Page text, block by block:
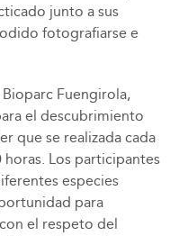
junto a sus
fotografiarse e
Fuengirola,
el descubrimiento
que se realizada cada
horas. Los participantes
especies
para
el respeto del